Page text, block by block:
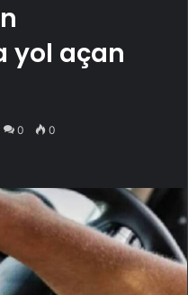
yol açan
0 0